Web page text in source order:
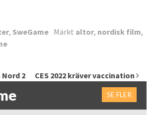
, SweGame Märkt altor, nordisk film,
2 CES 2022 kräver vaccination
SE FLER